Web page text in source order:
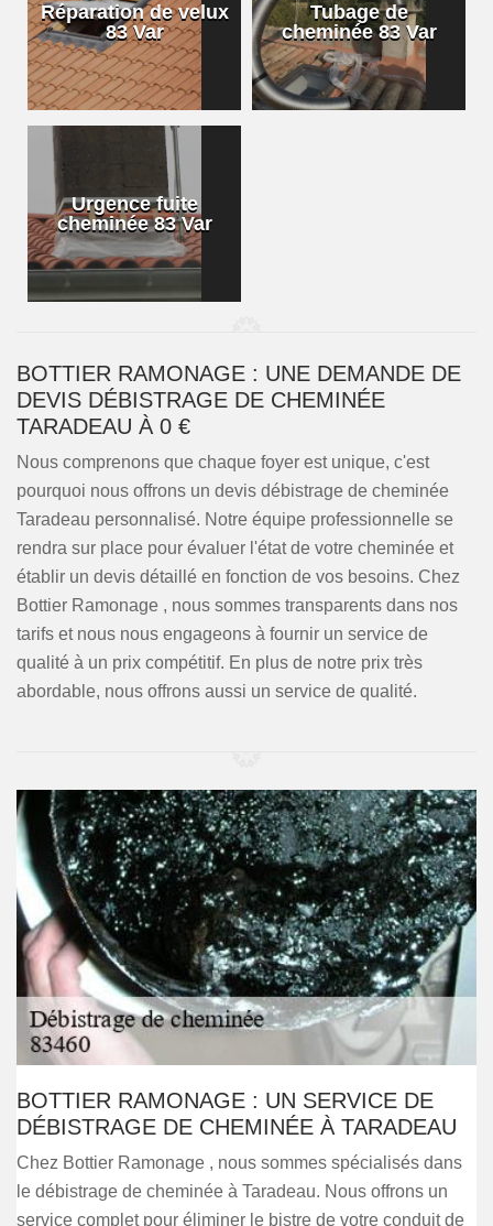
Réparation de velux
83 Var
Tubage de
cheminée 83 Var
Urgence fuite
cheminée 83 Var
BOTTIER RAMONAGE : UNE DEMANDE DE
DEVIS DÉBISTRAGE DE CHEMINÉE
TARADEAU À 0 €
Nous comprenons que chaque foyer est unique, c'est
pourquoi nous offrons un devis débistrage de cheminée
Taradeau personnalisé. Notre équipe professionnelle se
rendra sur place pour évaluer l'état de votre cheminée et
établir un devis détaillé en fonction de vos besoins. Chez
Bottier Ramonage , nous sommes transparents dans nos
tarifs et nous nous engageons à fournir un service de
qualité à un prix compétitif. En plus de notre prix très
abordable, nous offrons aussi un service de qualité.
BOTTIER RAMONAGE : UN SERVICE DE
DÉBISTRAGE DE CHEMINÉE À TARADEAU
Chez Bottier Ramonage , nous sommes spécialisés dans
le débistrage de cheminée à Taradeau. Nous offrons un
service complet pour éliminer le bistre de votre conduit de